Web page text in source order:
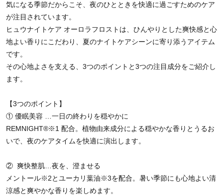
気になる季節だからこそ、夜のひとときを快適に過ごすためのケア
が注目されています。
ヒュウナイトケア オーロラフロストは、ひんやりとした爽快感と心
地よい香りにこだわり、夏のナイトケアシーンに寄り添うアイテム
です。
その心地よさを支える、3つのポイントと3つの注目成分をご紹介し
ます。
【3つのポイント】
① 優眠美容 …一日の終わりを穏やかに
REMNIGHT®※1 配合。植物由来成分による穏やかな香りとうるお
いで、夜のケアタイムを快適に演出します。
② 爽快整肌…夜を、澄ませる
メントール※2とユーカリ葉油※3を配合。暑い季節にも心地よい清
涼感と爽やかな香りを楽しめます。